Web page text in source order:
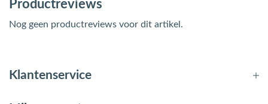
Productreviews
Nog geen productreviews voor dit artikel.
Klantenservice